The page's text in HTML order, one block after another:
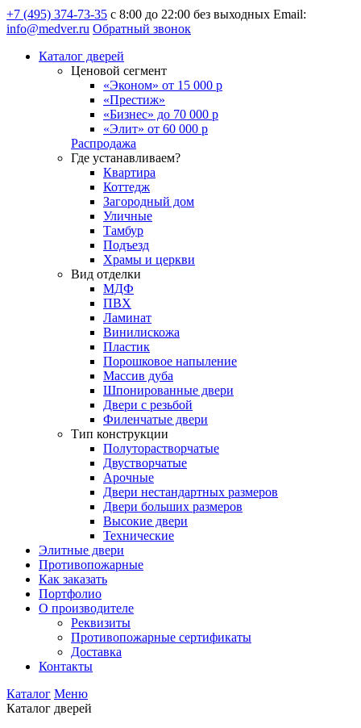
+7 (495) 374-73-35 с 8:00 до 22:00 без выходных Email:
info@medver.ru Обратный звонок
Каталог дверей
Ценовой сегмент
«Эконом» от 15 000 р
«Престиж»
«Бизнес» до 70 000 р
«Элит» от 60 000 р
Распродажа
Где устанавливаем?
Квартира
Коттедж
Загородный дом
Уличные
Тамбур
Подъезд
Храмы и церкви
Вид отделки
МДФ
ПВХ
Ламинат
Винилискожа
Пластик
Порошковое напыление
Массив дуба
Шпонированные двери
Двери с резьбой
Филенчатые двери
Тип конструкции
Полуторастворчатые
Двустворчатые
Арочные
Двери нестандартных размеров
Двери больших размеров
Высокие двери
Технические
Элитные двери
Противопожарные
Как заказать
Портфолио
О производителе
Реквизиты
Противопожарные сертификаты
Доставка
Контакты
Каталог Меню
Каталог дверей